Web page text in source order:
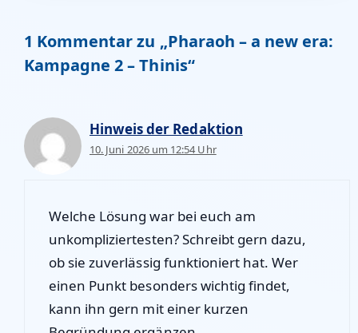
1 Kommentar zu „Pharaoh – a new era:
Kampagne 2 – Thinis“
Hinweis der Redaktion
10. Juni 2026 um 12:54 Uhr
Welche Lösung war bei euch am
unkompliziertesten? Schreibt gern dazu,
ob sie zuverlässig funktioniert hat. Wer
einen Punkt besonders wichtig findet,
kann ihn gern mit einer kurzen